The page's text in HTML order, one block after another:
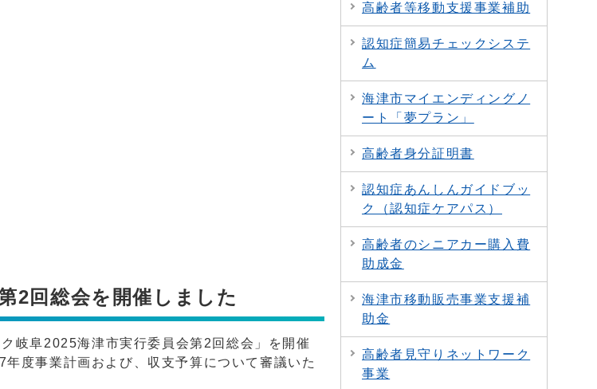
2回総会を開催しました
岐阜2025海津市実行委員会第2回総会」を開催
度事業計画および、収支予算について審議いた
高齢者等移動支援事業補助
認知症簡易チェックシステ
ム
海津市マイエンディングノ
ート「夢プラン」
高齢者身分証明書
認知症あんしんガイドブッ
ク（認知症ケアパス）
高齢者のシニアカー購入費
助成金
海津市移動販売事業支援補
助金
高齢者見守りネットワーク
事業